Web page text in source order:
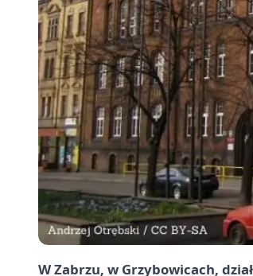
W Zabrzu, w Grzybowicach,